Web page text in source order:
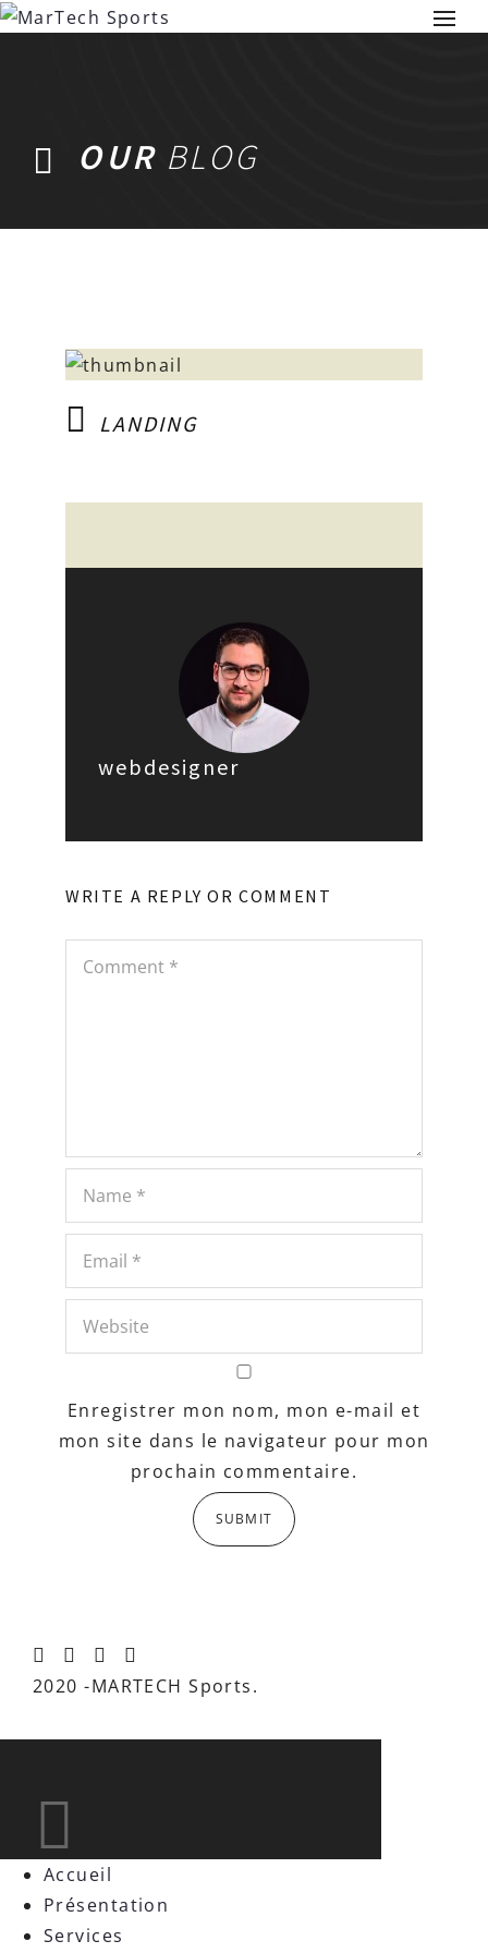
OUR BLOG
LANDING
webdesigner
WRITE A REPLY OR COMMENT
Enregistrer mon nom, mon e-mail et
mon site dans le navigateur pour mon
prochain commentaire.
2020 -MARTECH Sports.
Accueil
Présentation
Services